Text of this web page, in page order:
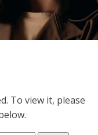
To view it, please